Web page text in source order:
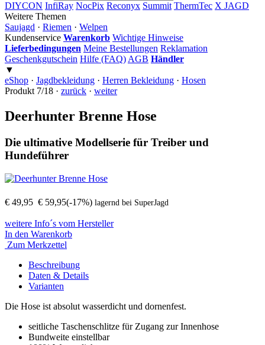
DIYCON InfiRay NocPix Reconyx Summit ThermTec X JAGD
Weitere Themen
Saujagd · Riemen · Welpen
Kundenservice Warenkorb Wichtige Hinweise
Lieferbedingungen Meine Bestellungen Reklamation
Geschenkgutschein Hilfe (FAQ) AGB Händler
▼
eShop · Jagdbekleidung · Herren Bekleidung · Hosen
Produkt 7/18 · zurück · weiter
Deerhunter Brenne Hose
Die ultimative Modellserie für Treiber und
Hundeführer
€ 49,95 € 59,95(-17%) lagernd bei SuperJagd
weitere Info´s vom Hersteller
In den Warenkorb
Zum Merkzettel
Beschreibung
Daten & Details
Varianten
Die Hose ist absolut wasserdicht und dornenfest.
seitliche Taschenschlitze für Zugang zur Innenhose
Bundweite einstellbar